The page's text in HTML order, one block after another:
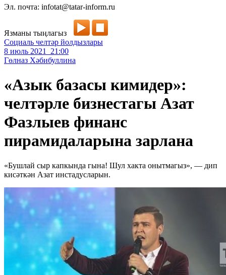
Эл. почта: infotat@tatar-inform.ru
Язманы тыңлагыз
Социаль челтәр йолдызлары
8 июль 2021 21:00
Гөлназ Хәбибуллина
«Азык базасы кимидер»:
челтәрле бизнестагы Азат
Фазлыев финанс
пирамидаларына зарлана
«Бушлай сыр капкында гына! Шул хакта онытмагыз», — дип
кисәткән Азат инстадусларын.